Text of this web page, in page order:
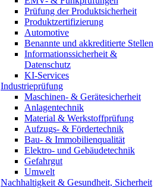
Prüfung der Produktsicherheit
Produktzertifizierung
Automotive
Benannte und akkreditierte Stellen
Informationssicherheit &
Datenschutz
KI-Services
Industrieprüfung
Maschinen- & Gerätesicherheit
Anlagentechnik
Material & Werkstoffprüfung
Aufzugs- & Fördertechnik
Bau- & Immobilienqualität
Elektro- und Gebäudetechnik
Gefahrgut
Umwelt
Nachhaltigkeit & Gesundheit, Sicherheit